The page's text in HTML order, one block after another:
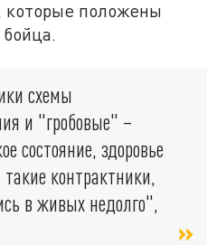
положены
схемы
и "гробовые" –
состояние, здоровье
контрактники,
в живых недолго",